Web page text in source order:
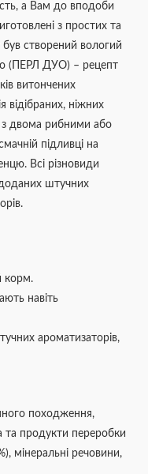
а Вам до вподоби
з простих та
був створений вологий
(ПЕРЛ ДУО) – рецепт
витончених
відібраних, ніжних
з двома рибними або
підливці на
Всі різновиди
штучних
корм.
навіть
ароматизаторів,
походження,
та продукти переробки
мінеральні речовини,